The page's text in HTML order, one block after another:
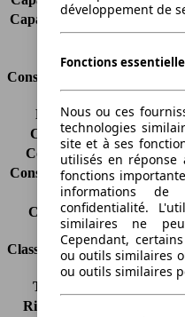
Capacité de remorquage
Consommation
Émissions de CO2*
Consommation (ville)
Consommation (route)
Consommation (combinée)*
Classe d'émissions
Capacité du réservoir
Classes d'assurance
Tous risques
Risques partiels
développement de
Fonctions
Nous ou ces
technologies
site et à ses
utilisés en
fonctions
informations
confidentialité.
similaires ne
Cependant,
ou outils similaires
ou outils similaires